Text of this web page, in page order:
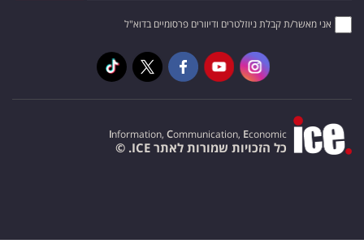
אני מאשר/ת קבלת ניוזלטרים ודיוורים פרסומיים בדוא"ל
Information, Communication, Economic
כל הזכויות שמורות לאתר ICE. ©